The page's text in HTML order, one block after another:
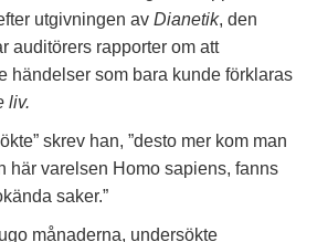
utgivningen av Dianetik, den
auditörers rapporter om att
händelser som bara kunde förklaras
liv.
skrev han, ”desto mer kom man
här varelsen Homo sapiens, fanns
saker.”
månaderna, undersökte